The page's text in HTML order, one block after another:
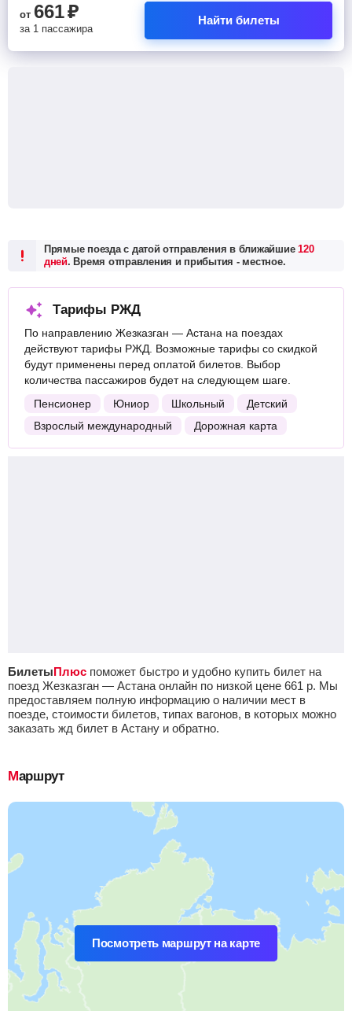
от 661₽
за 1 пассажира
Найти билеты
Прямые поезда с датой отправления в ближайшие120
дней. Время отправления и прибытия - местное.
Тарифы РЖД
По направлению Жезказган — Астана на поездах
действуют тарифы РЖД. Возможные тарифы со скидкой
будут применены перед оплатой билетов. Выбор
количества пассажиров будет на следующем шаге.
Пенсионер
Юниор Школьный
Детский
Взрослый международный
Дорожная карта
БилетыПлюс поможет быстро и удобно купить билет на
поезд Жезказган — Астана онлайн по низкой цене 661 р. Мы
предоставляем полную информацию о наличии мест в
поезде, стоимости билетов, типах вагонов, в которых можно
заказать жд билет в Астану и обратно.
Маршрут
Посмотреть маршрут на карте